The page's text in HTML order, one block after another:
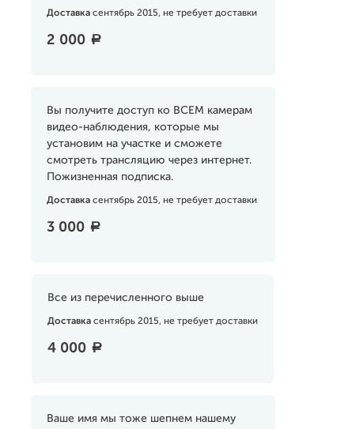
Доставка сентябрь 2015, не требует доставки
2 000 a
Вы получите доступ ко ВСЕМ камерам
видео-наблюдения, которые мы
установим на участке и сможете
смотреть трансляцию через интернет.
Пожизненная подписка.
Доставка сентябрь 2015, не требует доставки
3 000 a
Все из перечисленного выше
Доставкасентябрь 2015, не требует доставки
4 000 a
Ваше имя мы тоже шепнем нашему